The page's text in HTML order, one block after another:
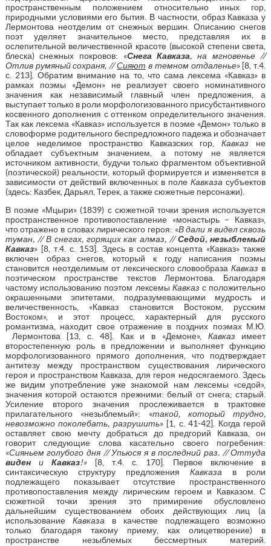
пространственным положением относительно иных гор,
природными условиями его бытия. В частности, образ Кавказа у
Лермонтова неотделим от снежных вершин. Описанию снегов
поэт уделяет значительное место, представляя их в
ослепительной величественной красоте (высокой степени света,
блеска) снежных покровов: «Снега Кавказа, на мгновенье //
Отлив румяный сохраня, //Сияют в темном отдаленье» [8, т.4.
с. 213]. Обратим внимание на то, что сама лексема «Кавказ» в
рамках поэмы «Демон» не реализует своего номинативного
значения как независимый главный член предложения, а
выступает только в роли морфологизованного присубстантивного
косвенного дополнения с оттенком определительного значения.
Так как лексема «Кавказ» используется в поэме «Демон» только в
словоформе родительного беспредложного падежа и обозначает
целое неделимое пространство Кавказских гор,Кавказ не
обладает субъектным значением, а потому не является
источником активности, будучи только фрагментом объективной
(поэтической) реальности, который формируется и изменяется в
зависимости от действий включенных в полеКавказа субъектов
(здесь: Казбек, Дарьял, Терек, а также сюжетные персонажи).
В поэме «Мцыри» (1839) с сюжетной точки зрения используется
пространственное противопоставление «монастырь – Кавказ»,
что отражено в словах лирического героя: «В дали я видел сквозь
туман, // В снегах, горящих как алмаз, //Седой, незыблемый
Кавказ» [8, т.4. с. 153]. Здесь в состав концепта «Кавказ» также
включен образ снегов, который к году написания поэмы
становится неотделимым от лексического словообразаКавказ в
поэтическом пространстве текстов Лермонтова. Благодаря
частому использованию поэтом лексемы Кавказ с положительно
окрашенными эпитетами, подразумевающими мудрость и
величественность, «Кавказ становится Востоком, русским
Востоком», и этот процесс, характерный для русского
романтизма, находит свое отражение в поздних поэмах М.Ю.
Лермонтова [13, с. 48]. Как и в «Демоне», Кавказ имеет
второстепенную роль в предложении и выполняет функцию
морфологизованного прямого дополнения, что подтверждает
антитезу между пространством существования лирического
героя и пространством Кавказа, для героя недосягаемого. Здесь
же видим употребление уже знакомой нам лексемы «седой»,
значения которой остаются прежними: белый от снега; старый.
Усиление второго значения прослеживается в трактовке
прилагательного «незыблемый»: «такой, который трудно,
невозможно поколебать, разрушить» [1, с. 41-42]. Когда герой
оставляет свою мечту добраться до предгорий Кавказа, он
говорит следующие слова касательно своего погребения:
«Сияньем голубого дня // Упьюся я в последний раз. // Оттуда
видениКавказ!»
[8, т.4. с. 170]. Первое включение в
синтаксическую структуру предложения Кавказа в роли
подлежащего показывает отсутствие пространственного
противопоставления между лирическим героем и Кавказом. С
сюжетной точки зрения это примирение обусловлено
дальнейшим существованием обоих действующих лиц (а
использование Кавказа в качестве подлежащего возможно
только благодаря такому приему, как олицетворение) в
пространстве незыблемых бессмертных материй.